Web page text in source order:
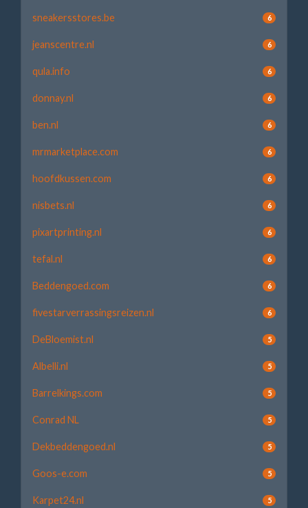
sneakersstores.be 6
jeanscentre.nl 6
qula.info 6
donnay.nl 6
ben.nl 6
mrmarketplace.com 6
hoofdkussen.com 6
nisbets.nl 6
pixartprinting.nl 6
tefal.nl 6
Beddengoed.com 6
fivestarverrassingsreizen.nl 6
DeBloemist.nl 5
Albelli.nl 5
Barrelkings.com 5
Conrad NL 5
Dekbeddengoed.nl 5
Goos-e.com 5
Karpet24.nl 5